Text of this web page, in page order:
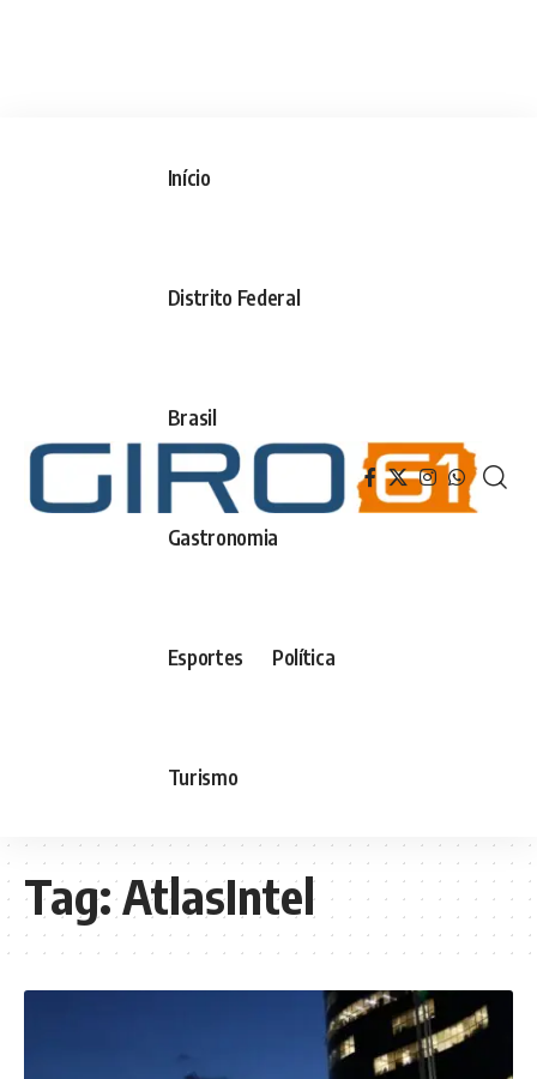
Início
Distrito Federal
Brasil
Gastronomia
Esportes Política
Turismo
Tag:AtlasIntel